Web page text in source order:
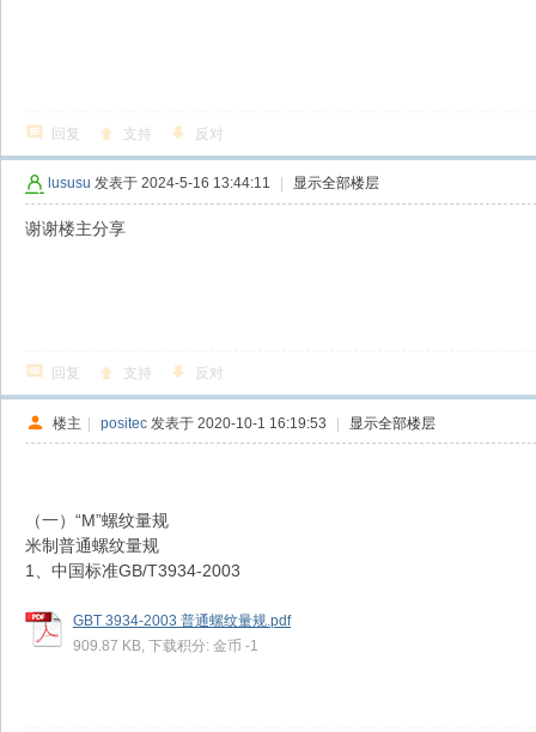
回复 支持 反对
lususu 发表于 2024-5-16 13:44:11 显示全部楼层
谢谢楼主分享
回复 支持 反对
楼主 | positec 发表于 2020-10-1 16:19:53 | 显示全部楼层
（一）“M”螺纹量规
米制普通螺纹量规
1、中国标准GB/T3934-2003
GBT 3934-2003 普通螺纹量规.pdf
909.87 KB, 下载积分: 金币 -1